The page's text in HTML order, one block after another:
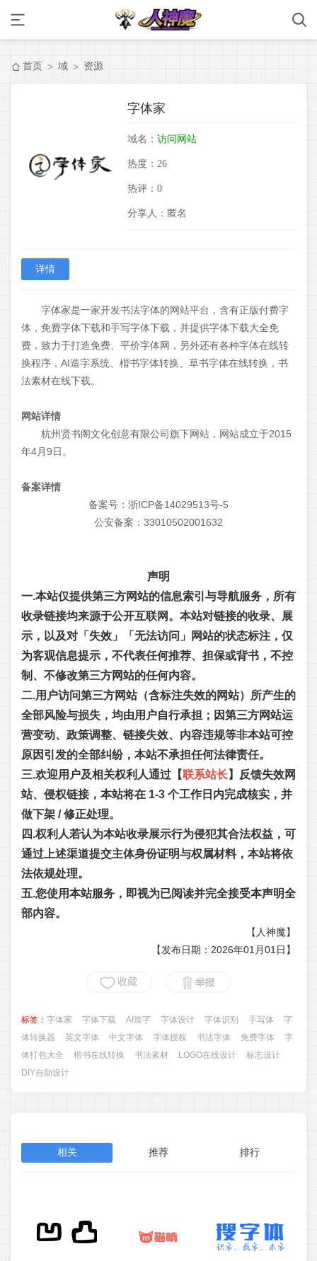
首页 > 域 > 资源
字体家
域名： 访问网站
热度： 26
热评： 0
分享人： 匿名
详情
字体家是一家开发书法字体的网站平台，含有正版付费字
体，免费字体下载和手写字体下载，并提供字体下载大全免
费，致力于打造免费、平价字体网，另外还有各种字体在线转
换程序，AI造字系统、楷书字体转换、草书字体在线转换，书
法素材在线下载。
网站详情
杭州贤书阁文化创意有限公司旗下网站，网站成立于2015
年4月9日。
备案详情
备案号：浙ICP备14029513号-5
公安备案：33010502001632
声明
一.本站仅提供第三方网站的信息索引与导航服务，所有
收录链接均来源于公开互联网。本站对链接的收录、展
示，以及对「失效」「无法访问」网站的状态标注，仅
为客观信息提示，不代表任何推荐、担保或背书，不控
制、不修改第三方网站的任何内容。
二.用户访问第三方网站（含标注失效的网站）所产生的
全部风险与损失，均由用户自行承担；因第三方网站运
营变动、政策调整、链接失效、内容违规等非本站可控
原因引发的全部纠纷，本站不承担任何法律责任。
三.欢迎用户及相关权利人通过【联系站长】反馈失效网
站、侵权链接，本站将在 1-3 个工作日内完成核实，并
做下架 / 修正处理。
四.权利人若认为本站收录展示行为侵犯其合法权益，可
通过上述渠道提交主体身份证明与权属材料，本站将依
法依规处理。
五.您使用本站服务，即视为已阅读并完全接受本声明全
部内容。
【人神魔】
【发布日期：2026年01月01日】
标签： 字体家 字体下载 AI造字 字体设计 字体识别 手写体
字
体转换器
英文字体 中文字体 字体授权 书法字体 免费字体
字
体打包大全
楷书在线转换 书法素材 LOGO在线设计
标志设计
DIY自助设计
相关 推荐 排行